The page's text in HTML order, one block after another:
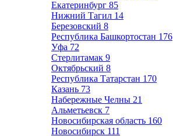
Екатеринбург 85
Нижний Тагил 14
Березовский 8
Республика Башкортостан 176
Уфа 72
Стерлитамак 9
Октябрьский 8
Республика Татарстан 170
Казань 73
Набережные Челны 21
Альметьевск 7
Новосибирская область 160
Новосибирск 111